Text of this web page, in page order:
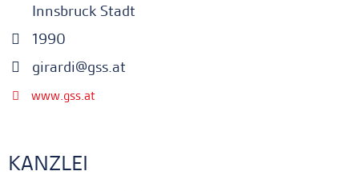
Innsbruck Stadt
1990
girardi@gss.at
www.gss.at
KANZLEI